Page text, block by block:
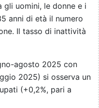
gli uomini, le donne e i
anni di età il numero
Il tasso di inattività
agosto 2025 con
2025) si osserva un
(+0,2%, pari a